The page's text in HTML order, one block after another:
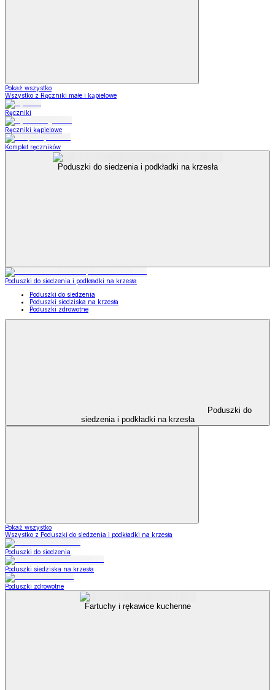
Pokaż wszystko
Wszystko z Ręczniki małe i kąpielowe
Ręczniki
Ręczniki kąpielowe
Komplet ręczników
Poduszki do siedzenia i podkładki na krzesła
Poduszki do siedzenia i podkładki na krzesła
Poduszki do siedzenia
Poduszki siedziska na krzesła
Poduszki zdrowotne
Poduszki do
siedzenia i podkładki na krzesła
Pokaż wszystko
Wszystko z Poduszki do siedzenia i podkładki na krzesła
Poduszki do siedzenia
Poduszki siedziska na krzesła
Poduszki zdrowotne
Fartuchy i rękawice kuchenne